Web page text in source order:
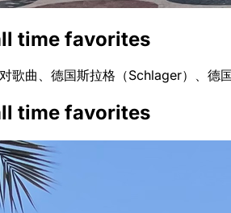
time favorites
曲、德国斯拉格（Schlager）、
time favorites